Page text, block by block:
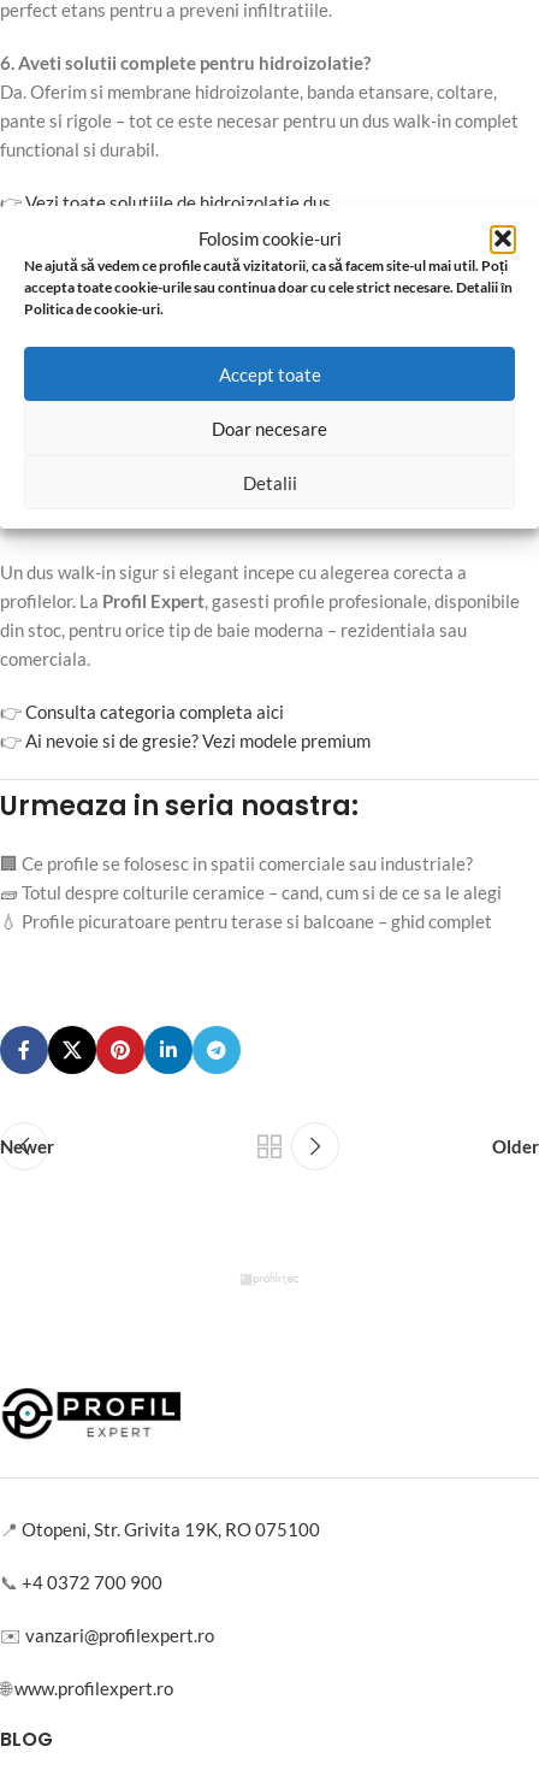
Folosim cookie-uri
Ne ajută să vedem ce profile caută vizitatorii, ca să facem site-ul mai util. Poți
accepta toate cookie-urile sau continua doar cu cele strict necesare. Detalii în
Politica de cookie-uri.
Accept toate
Doar necesare
Detalii
perfect etans pentru a preveni infiltratiile.
6. Aveti solutii complete pentru hidroizolatie?
Da. Oferim si membrane hidroizolante, banda etansare, coltare,
pante si rigole – tot ce este necesar pentru un dus walk-in complet
functional si durabil.
👉Vezi toate solutiile de hidroizolatie dus
🔸 Combinatii recomandate cu gresie
premium
placi ceramice calitative
Un dus walk-in sigur si elegant incepe cu alegerea corecta a
profilelor. La Profil Expert, gasesti profile profesionale, disponibile
din stoc, pentru orice tip de baie moderna – rezidentiala sau
comerciala.
👉Consulta categoria completa aici
👉Ai nevoie si de gresie? Vezi modele premium
Urmeaza in seria noastra:
🏢 Ce profile se folosesc in spatii comerciale sau industriale?
🧱 Totul despre colturile ceramice – cand, cum si de ce sa le alegi
💧 Profile picuratoare pentru terase si balcoane – ghid complet
Newer Older
📍 Otopeni, Str. Grivita 19K, RO 075100
📞 +4 0372 700 900
✉️ vanzari@profilexpert.ro
🌐www.profilexpert.ro
BLOG